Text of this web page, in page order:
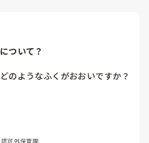
ついて？
のようなふくがおおいですか？
のルールはとくになく、着脱し
用してくる子もいます。
可外保育園